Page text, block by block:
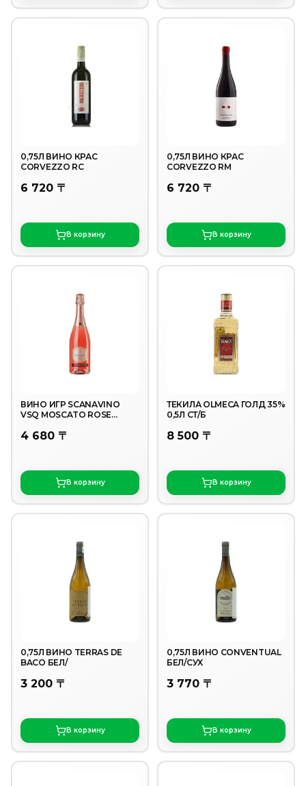
0,75Л ВИНО КРАС
CORVEZZO RC
6 720 〒
В корзину
0,75Л ВИНО КРАС
CORVEZZO RM
6 720 〒
В корзину
ВИНО ИГР SCANAVINO
VSQ MOSCATO ROSE
4 680 〒
В корзину
ТЕКИЛА OLMECA ГОЛД 35%
0,5Л СТ/Б
8 500 〒
В корзину
0,75Л ВИНО TERRAS DE
BACO БЕЛ/
3 200 〒
В корзину
0,75Л ВИНО CONVENTUAL
БЕЛ/СУХ
3 770 〒
В корзину